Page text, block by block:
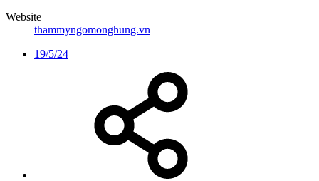
Website
thammyngomonghung.vn
19/5/24